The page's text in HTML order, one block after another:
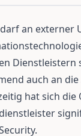
an externer
Dienstleistern
auch an
hat sich